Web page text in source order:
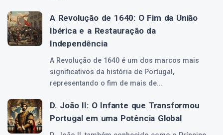
A Revolução de 1640: O Fim da União
Ibérica e a Restauração da
Independência
A Revolução de 1640 é um dos marcos mais
significativos da história de Portugal,
representando o fim de mais de...
D. João II: O Infante que Transformou
Portugal em uma Potência Global